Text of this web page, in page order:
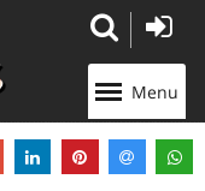
Menu